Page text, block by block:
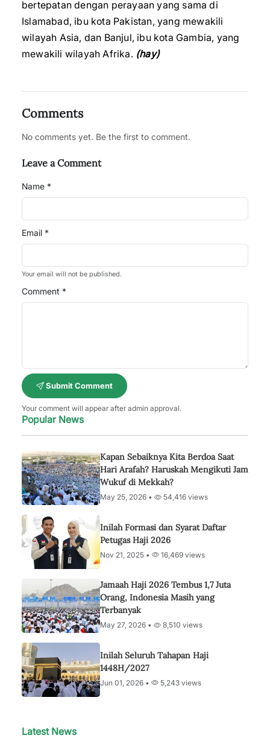
bertepatan dengan perayaan yang sama di
Islamabad, ibu kota Pakistan, yang mewakili
wilayah Asia, dan Banjul, ibu kota Gambia, yang
mewakili wilayah Afrika. (hay)
Comments
No comments yet. Be the first to comment.
Leave a Comment
Name *
Email *
Your email will not be published.
Comment *
Submit Comment
Your comment will appear after admin approval.
Popular News
Kapan Sebaiknya Kita Berdoa Saat
Hari Arafah? Haruskah Mengikuti Jam
Wukuf di Mekkah?
May 25, 2026 • 54,416 views
Inilah Formasi dan Syarat Daftar
Petugas Haji 2026
Nov 21, 2025 • 16,469 views
Jamaah Haji 2026 Tembus 1,7 Juta
Orang, Indonesia Masih yang
Terbanyak
May 27, 2026 • 8,510 views
Inilah Seluruh Tahapan Haji
1448H/2027
Jun 01, 2026 • 5,243 views
Latest News